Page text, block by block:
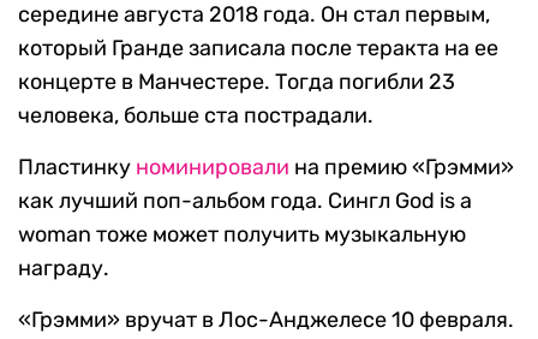
середине августа 2018 года. Он стал первым,
который Гранде записала после теракта на ее
концерте в Манчестере. Тогда погибли 23
человека, больше ста пострадали.
Пластинку номинировали на премию «Грэмми»
как лучший поп-альбом года. Сингл God is a
woman тоже может получить музыкальную
награду.
«Грэмми» вручат в Лос-Анджелесе 10 февраля.